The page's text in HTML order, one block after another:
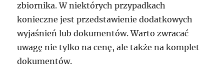
zbiornika. W niektórych przypadkach
konieczne jest przedstawienie dodatkowych
wyjaśnień lub dokumentów. Warto zwracać
uwagę nie tylko na cenę, ale także na komplet
dokumentów.